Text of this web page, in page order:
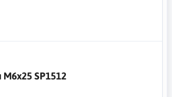
Ecu M6x25 SP1512